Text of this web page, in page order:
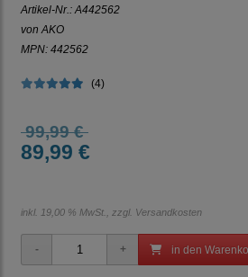
Artikel-Nr.: A442562
von AKO
MPN: 442562
(4)
99,99 €
89,99 €
inkl. 19,00 % MwSt., zzgl. Versandkosten
in den